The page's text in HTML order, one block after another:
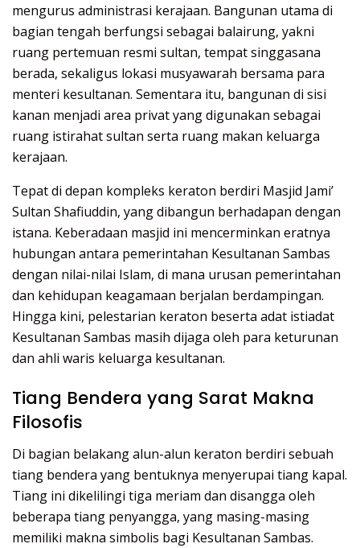
mengurus administrasi kerajaan. Bangunan utama di
bagian tengah berfungsi sebagai balairung, yakni
ruang pertemuan resmi sultan, tempat singgasana
berada, sekaligus lokasi musyawarah bersama para
menteri kesultanan. Sementara itu, bangunan di sisi
kanan menjadi area privat yang digunakan sebagai
ruang istirahat sultan serta ruang makan keluarga
kerajaan.
Tepat di depan kompleks keraton berdiri Masjid Jami’
Sultan Shafiuddin, yang dibangun berhadapan dengan
istana. Keberadaan masjid ini mencerminkan eratnya
hubungan antara pemerintahan Kesultanan Sambas
dengan nilai-nilai Islam, di mana urusan pemerintahan
dan kehidupan keagamaan berjalan berdampingan.
Hingga kini, pelestarian keraton beserta adat istiadat
Kesultanan Sambas masih dijaga oleh para keturunan
dan ahli waris keluarga kesultanan.
Tiang Bendera yang Sarat Makna
Filosofis
Di bagian belakang alun-alun keraton berdiri sebuah
tiang bendera yang bentuknya menyerupai tiang kapal.
Tiang ini dikelilingi tiga meriam dan disangga oleh
beberapa tiang penyangga, yang masing-masing
memiliki makna simbolis bagi Kesultanan Sambas.